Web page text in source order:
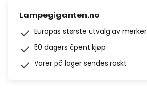
Lampegiganten.no
Europas største utvalg av merker
50 dagers åpent kjøp
Varer på lager sendes raskt